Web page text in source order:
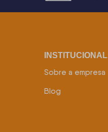
INSTITUCIONAL
Sobre a empresa
Blog